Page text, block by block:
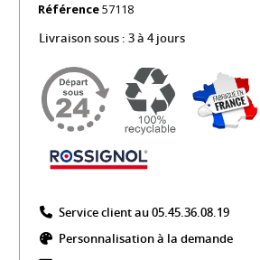
Référence57118
Livraison sous : 3 à 4 jours
Service client au 05.45.36.08.19​
Personnalisation à la demande